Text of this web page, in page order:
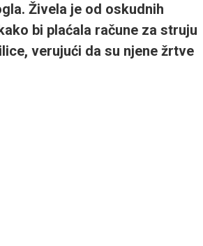
Živela je od oskudnih
bi plaćala račune za struju
, verujući da su njene žrtve